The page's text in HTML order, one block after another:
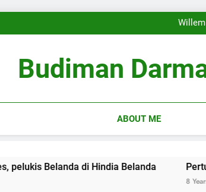
Budiman
ABOUT ME
di Hindia Belanda Pertunjukan